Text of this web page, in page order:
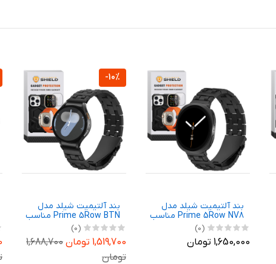
بند آلتیمیت شیلد مدل
Prime 5Row NV8 مناسب
برای ساعت هوشمند
سامسونگ Galaxy Watch 8
44mm
(0)
1,650,000 تومان
-10%
بند آلتیمیت شیلد مدل
Prime 5Row BTN مناسب
برای ساعت هوشمند
سامسونگ Galaxy Watch 7
40mm
(0)
1,519,700 تومان
1,688,700
تومان